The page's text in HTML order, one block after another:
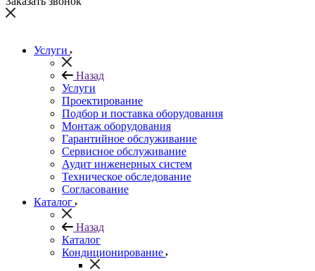
Услуги
Назад
Услуги
Проектирование
Подбор и поставка оборудования
Монтаж оборудования
Гарантийное обслуживание
Сервисное обслуживание
Аудит инженерных систем
Техническое обследование
Согласование
Каталог
Назад
Каталог
Кондиционирование